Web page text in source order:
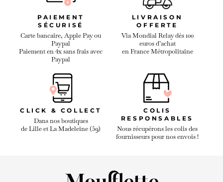
PAIEMENT
SÉCURISÉ
Carte bancaire, Apple Pay ou
Paypal
Paiement en 4x sans frais avec
Paypal
LIVRAISON
OFFERTE
Via Mondial Relay dès 100
euros d’achat
en France Métropolitaine
CLICK & COLLECT
Dans nos boutiques
de Lille et La Madeleine (59)
COLIS
RESPONSABLES
Nous récupérons les colis des
fournisseurs pour nos envois !